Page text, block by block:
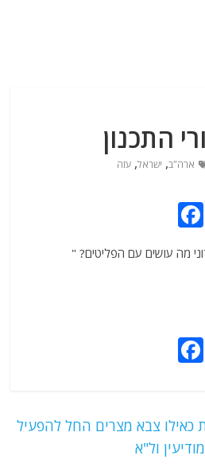
התכנון
ארה"ב, ישראל,עזה
T
c
מה עושים עם הפליטים? "
T
e
b
כאילו צבא מצרים החל להפעיל
ול"א